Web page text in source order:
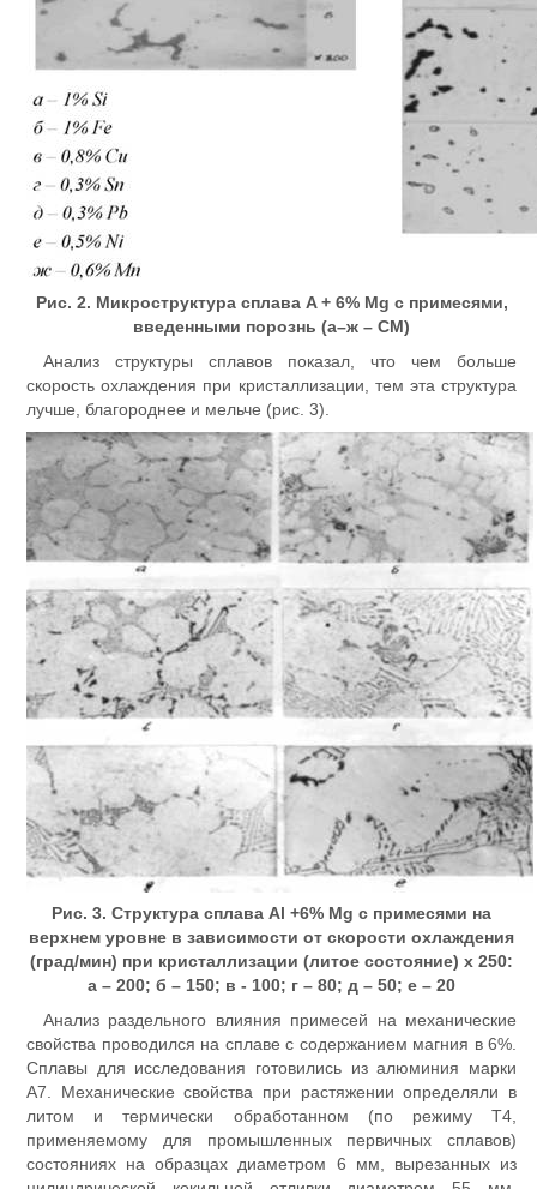
Рис. 2. Микроструктура сплава A + 6% Mg c примесями,
введенными порознь (а–ж – СМ)
Анализ структуры сплавов показал, что чем больше
скорость охлаждения при кристаллизации, тем эта структура
лучше, благороднее и мельче (рис. 3).
Рис. 3. Структура сплава Al +6% Mg c примесями на
верхнем уровне в зависимости от скорости охлаждения
(град/мин) при кристаллизации (литое состояние) х 250:
а – 200; б – 150; в - 100; г – 80; д – 50; е – 20
Анализ раздельного влияния примесей на механические
свойства проводился на сплаве с содержанием магния в 6%.
Сплавы для исследования готовились из алюминия марки
А7. Механические свойства при растяжении определяли в
литом и термически обработанном (по режиму Т4,
применяемому для промышленных первичных сплавов)
состояниях на образцах диаметром 6 мм, вырезанных из